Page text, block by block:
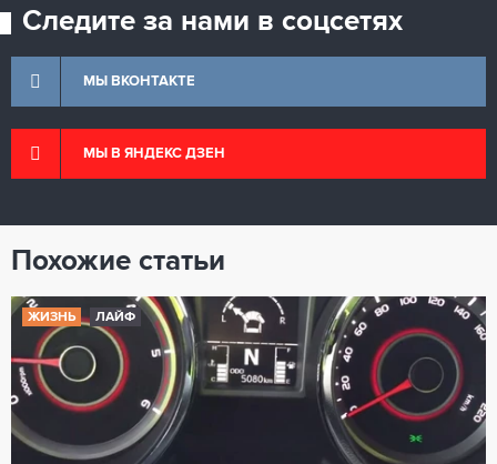
Следите за нами в соцсетях
МЫ ВКОНТАКТЕ
МЫ В ЯНДЕКС ДЗЕН
Похожие статьи
ЖИЗНЬ ЛАЙФ